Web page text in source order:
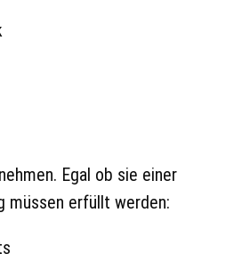
Egal ob sie einer
müssen erfüllt werden: